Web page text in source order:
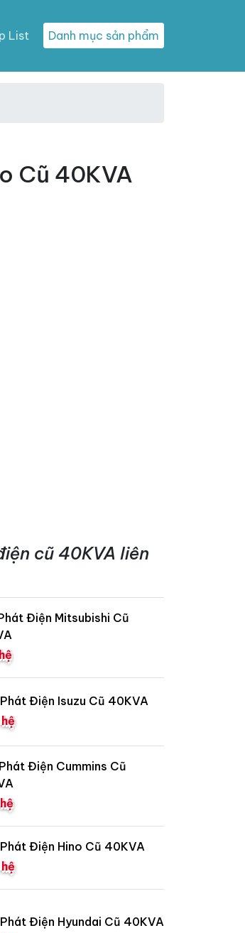
List Danh mục sản phẩm
Cũ 40KVA
cũ 40KVA liên
Điện Mitsubishi Cũ
Điện Isuzu Cũ 40KVA
Điện Cummins Cũ
Điện Hino Cũ 40KVA
Điện Hyundai Cũ 40KVA